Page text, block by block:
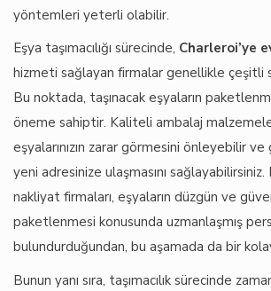
yöntemleri yeterli olabilir.
Eşya taşımacılığı sürecinde, Charleroi’ye
hizmeti sağlayan firmalar genellikle çeşitli
Bu noktada, taşınacak eşyaların
öneme sahiptir. Kaliteli ambalaj
eşyalarınızın zarar görmesini önleyebilir
yeni adresinize ulaşmasını
nakliyat firmaları, eşyaların düzgün ve
paketlenmesi konusunda uzmanlaşmış
bulundurduğundan, bu aşamada da bir
Bunun yanı sıra, taşımacılık sürecinde